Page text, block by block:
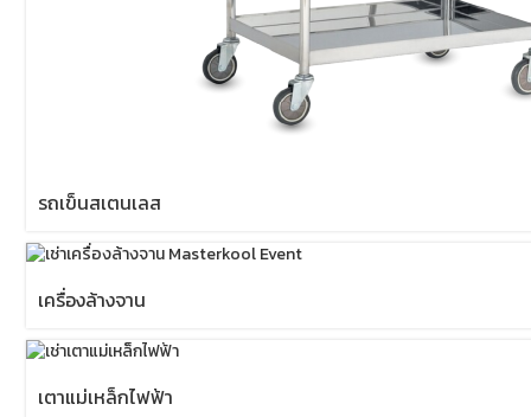
รถเข็นสเตนเลส
เครื่องล้างจาน
เตาแม่เหล็กไฟฟ้า